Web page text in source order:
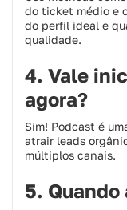
do ticket médio e
do perfil ideal e
qualidade.
4. Vale
agora?
Sim! Podcast é
atrair leads
múltiplos canais.
5. Quando